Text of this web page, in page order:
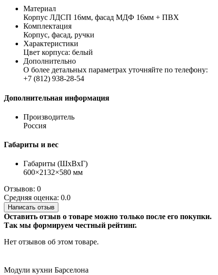
Материал
Корпус ЛДСП 16мм, фасад МДФ 16мм + ПВХ
Комплектация
Корпус, фасад, ручки
Характеристики
Цвет корпуса: белый
Дополнительно
О более детальных параметрах уточняйте по телефону:
+7 (812) 938-28-54
Дополнительная информация
Производитель
Россия
Габариты и вес
Габариты (ШхВхГ)
600×2132×580 мм
Отзывов: 0
Средняя оценка: 0.0
Написать отзыв
Оставить отзыв о товаре можно только после его покупки.
Так мы формируем честный рейтинг.
Нет отзывов об этом товаре.
Модули кухни Барселона